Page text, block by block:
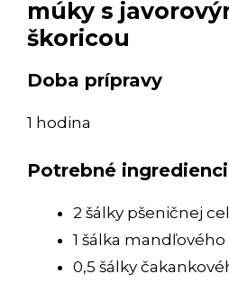
múky s
škoricou
Doba prípravy
1 hodina
Potrebné
2 šálky pšeničnej
1 šálka
0,5 šálky